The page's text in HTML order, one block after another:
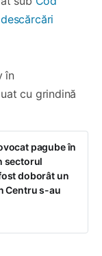
în
cu grindină
pagube în
sectorul
doborât un
Centru s-au